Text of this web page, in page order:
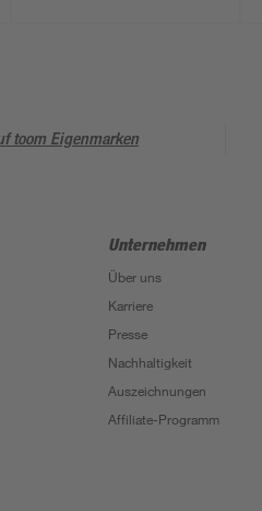
toom Eigenmarken
Unternehmen
Über uns
Karriere
Presse
Nachhaltigkeit
Auszeichnungen
Affiliate-Programm